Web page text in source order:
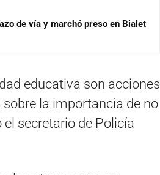
de vía y marchó preso en Bialet
educativa son acciones
la importancia de no
secretario de Policía